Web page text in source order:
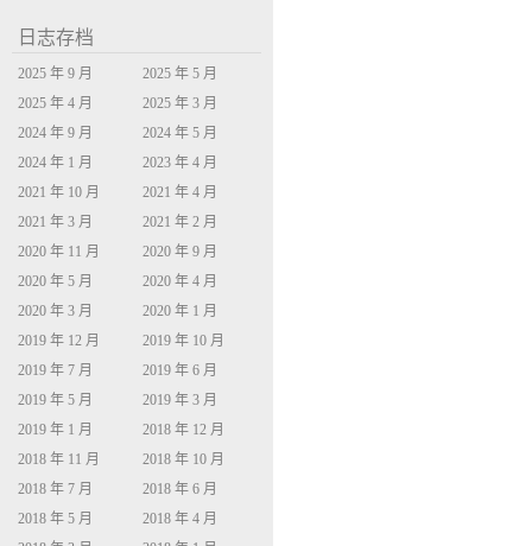
日志存档
2025 年 9 月
2025 年 5 月
2025 年 4 月
2025 年 3 月
2024 年 9 月
2024 年 5 月
2024 年 1 月
2023 年 4 月
2021 年 10 月
2021 年 4 月
2021 年 3 月
2021 年 2 月
2020 年 11 月
2020 年 9 月
2020 年 5 月
2020 年 4 月
2020 年 3 月
2020 年 1 月
2019 年 12 月
2019 年 10 月
2019 年 7 月
2019 年 6 月
2019 年 5 月
2019 年 3 月
2019 年 1 月
2018 年 12 月
2018 年 11 月
2018 年 10 月
2018 年 7 月
2018 年 6 月
2018 年 5 月
2018 年 4 月